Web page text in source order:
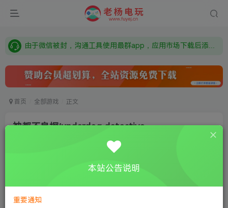
需要什么游戏请联系客服，若链接失效请联系客服，百度网盘边上的激活码也是解压密码
由于微信被封，沟通工具使用最群app，应用市场下载后添加好友：Y9FA49 以后用最群交流解决问题。不再使用微信！
首页 全部游戏 正文
神都不良探/underdog detective
神都不良探/underdog detective
付费资源
本站公告说明
重要通知